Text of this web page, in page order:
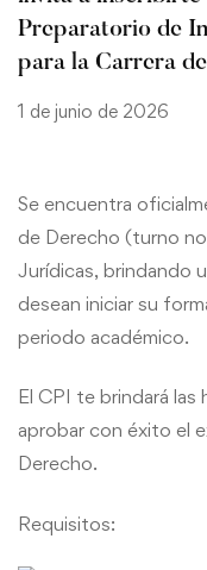
Preparatorio de
para la Carrera
1 de junio de 2026
Se encuentra
de Derecho (turno
Jurídicas, brindando
desean iniciar su
periodo académico.
El CPI te brindará las
aprobar con éxito el
Derecho.
Requisitos: